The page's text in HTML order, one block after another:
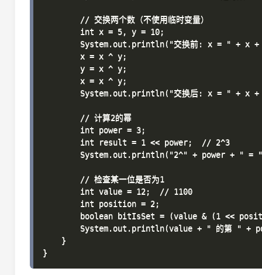
        // 交换两个数（不使用临时变量）
        int x = 5, y = 10;
System.out.println("交换前: x = " + x
        x = x ^ y;
        y = x ^ y;
        x = x ^ y;
System.out.println("交换后: x = " + x
        // 计算2的幂
        int power = 3;
        int result = 1 << power;  // 2^3
System.out.println("2^" + power + " =
        // 检查某一位是否为1
        int value = 12;  // 1100
        int position = 2;
boolean bitIsSet = (value & (1 <<
System.out.println(value + " 的第 " +
    }